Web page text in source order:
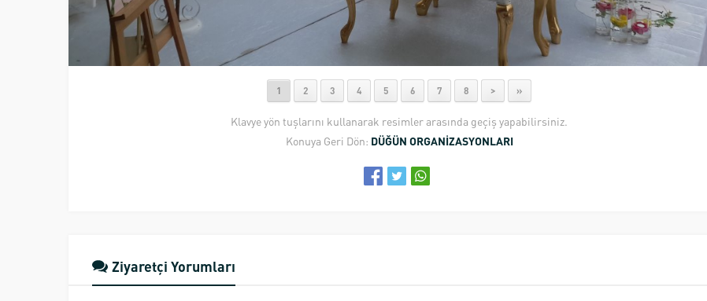
1 2 3 4 5 6 7 8 > »
Klavye yön tuşlarını kullanarak resimler arasında geçiş yapabilirsiniz.
Konuya Geri Dön: DÜĞÜN ORGANİZASYONLARI
Ziyaretçi Yorumları